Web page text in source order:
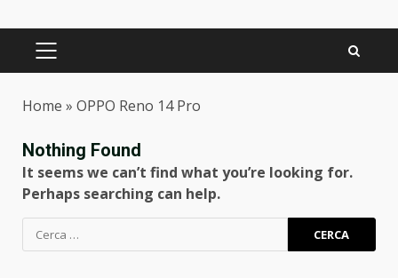
PRIMARY
Home » OPPO Reno 14 Pro
Nothing Found
It seems we can’t find what you’re looking for.
Perhaps searching can help.
Ricerca
per: